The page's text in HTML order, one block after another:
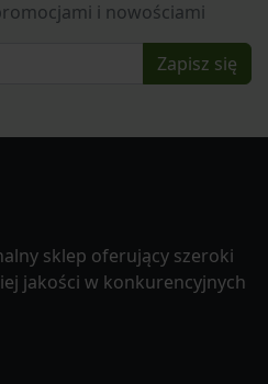
i nowościami
Zapisz się
sklep oferujący szeroki
jakości w konkurencyjnych